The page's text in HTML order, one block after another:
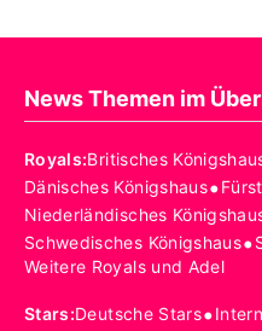
News Themen im
Royals:Britisches
Dänisches Königshaus•
Niederländisches
Schwedisches Königshaus•
Weitere Royals und Adel
Stars:Deutsche Stars•